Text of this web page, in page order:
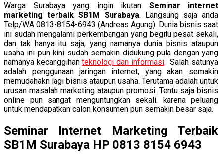
Warga Surabaya yang ingin ikutan Seminar internet
marketing terbaik SB1M Surabaya. Langsung saja anda
Telp/WA 0813-8154-6943 (Andreas Agung). Dunia bisnis saat
ini sudah mengalami perkembangan yang begitu pesat sekali,
dan tak hanya itu saja, yang namanya dunia bisnis ataupun
usaha ini pun kini sudah semakin didukung pula dengan yang
namanya kecanggihanteknologi dan informasi. Salah satunya
adalah penggunaan jaringan internet, yang akan semakin
memudahakn lagi bisnis ataupun usaha. Terutama adalah untuk
urusan masalah marketing ataupun promosi. Tentu saja bisnis
online pun sangat menguntungkan sekali. karena peluang
untuk mendapatkan calon konsumen pun semakin besar saja.
Seminar Internet Marketing Terbaik
SB1M Surabaya HP 0813 8154 6943